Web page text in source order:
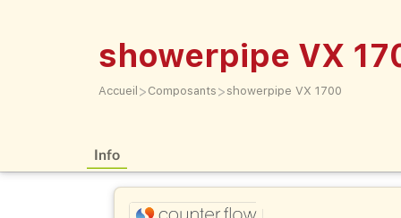
showerpipe VX
Accueil > Composants > showerpipe VX 1700
Info